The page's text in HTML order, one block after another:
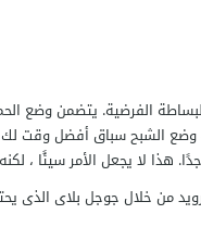
الفرضية. يتضمن وضع
الشبح سباق أفضل وقت لك
هذا لا يجعل الأمر سيئًا ،
من خلال جوجل بلاى الذى